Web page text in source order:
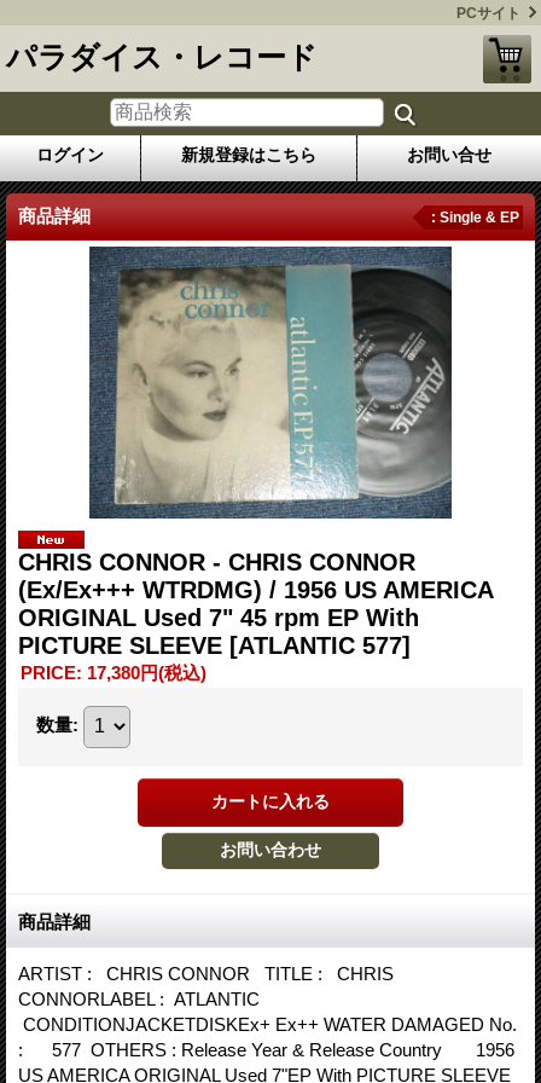
PCサイト
パラダイス・レコード
ログイン 新規登録はこちら お問い合せ
商品詳細 : Single & EP
CHRIS CONNOR - CHRIS CONNOR
(Ex/Ex+++ WTRDMG) / 1956 US AMERICA
ORIGINAL Used 7" 45 rpm EP With
PICTURE SLEEVE [ATLANTIC 577]
PRICE: 17,380円(税込)
数量:
商品詳細
ARTIST : CHRIS CONNOR TITLE : CHRIS
CONNORLABEL : ATLANTIC
CONDITIONJACKETDISKEx+ Ex++ WATER DAMAGED No.
: 577 OTHERS : Release Year & Release Country 1956
US AMERICA ORIGINAL Used 7"EP With PICTURE SLEEVE